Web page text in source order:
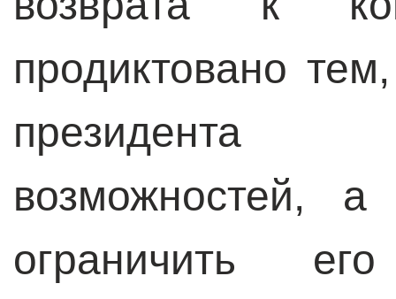
продиктовано
президента
возможностей,
ограничить